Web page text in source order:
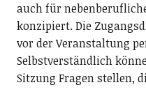
auch für
konzipiert. Die
vor der Veranstaltung
Selbstverständlich
Sitzung Fragen stellen,